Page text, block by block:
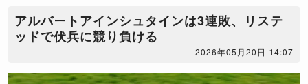
アルバートアインシュタインは3連敗、リステ
ッドで伏兵に競り負ける
2026年05月20日 14:07